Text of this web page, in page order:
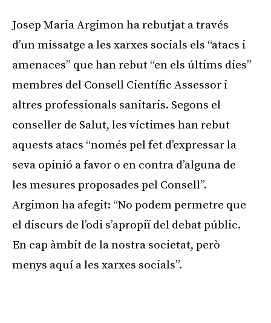
Josep Maria Argimon ha rebutjat a través
d’un missatge a les xarxes socials els “atacs i
amenaces” que han rebut “en els últims dies”
membres del Consell Científic Assessor i
altres professionals sanitaris. Segons el
conseller de Salut, les víctimes han rebut
aquests atacs “només pel fet d’expressar la
seva opinió a favor o en contra d’alguna de
les mesures proposades pel Consell”.
Argimon ha afegit: “No podem permetre que
el discurs de l’odi s’apropiï del debat públic.
En cap àmbit de la nostra societat, però
menys aquí a les xarxes socials”.